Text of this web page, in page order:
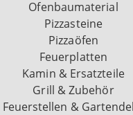
Ofenbaumaterial
Pizzasteine
Pizzaöfen
Feuerplatten
Kamin & Ersatzteile
Grill & Zubehör
Feuerstellen &